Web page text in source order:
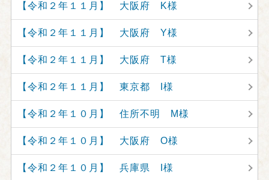
【令和２年１１月】 大阪府 K様
【令和２年１１月】 大阪府 Y様
【令和２年１１月】 大阪府 T様
【令和２年１１月】 東京都 I様
【令和２年１０月】 住所不明 M様
【令和２年１０月】 大阪府 O様
【令和２年１０月】 兵庫県 I様